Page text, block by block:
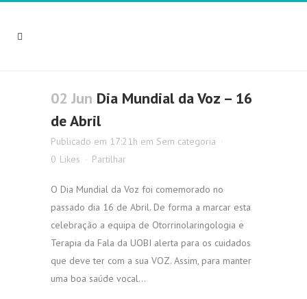
02 Jun Dia Mundial da Voz – 16
de Abril
Publicado em 17:21h em Sem categoria
0 Likes Partilhar
O Dia Mundial da Voz foi comemorado no
passado dia 16 de Abril. De forma a marcar esta
celebração a equipa de Otorrinolaringologia e
Terapia da Fala da UOBI alerta para os cuidados
que deve ter com a sua VOZ. Assim, para manter
uma boa saúde vocal...